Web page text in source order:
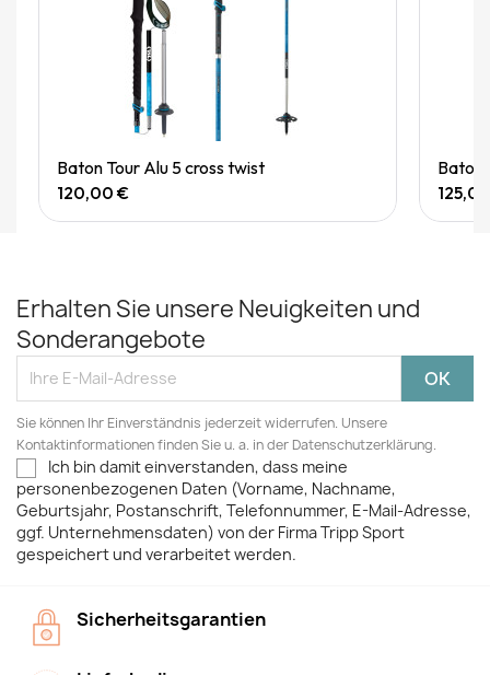
Quick View
Baton Tour Alu 5 cross twist
120,00 €
Erhalten Sie unsere Neuigkeiten und
Sonderangebote
Sie können Ihr Einverständnis jederzeit widerrufen. Unsere
Kontaktinformationen finden Sie u. a. in der Datenschutzerklärung.
Ich bin damit einverstanden, dass meine
personenbezogenen Daten (Vorname, Nachname,
Geburtsjahr, Postanschrift, Telefonnummer, E-Mail-Adresse,
ggf. Unternehmensdaten) von der Firma Tripp Sport
gespeichert und verarbeitet werden.
Sicherheitsgarantien